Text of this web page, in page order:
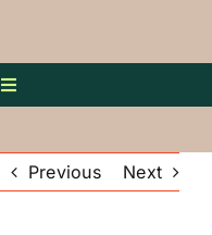
Toggle
Previous Next